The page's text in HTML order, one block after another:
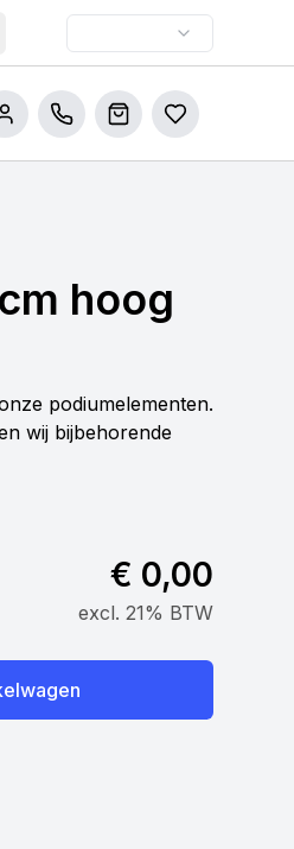
Bel onsWinkelwagen
Bestellijsten
hoog
podiumelementen.
wij bijbehorende
€ 0,00
excl. 21% BTW